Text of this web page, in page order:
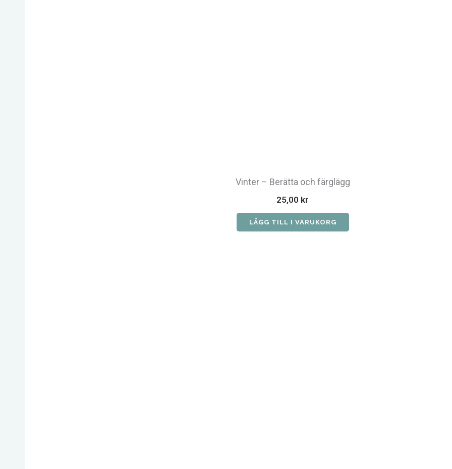
Vinter – Berätta och färglägg
25,00 kr
LÄGG TILL I VARUKORG